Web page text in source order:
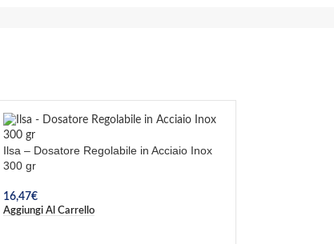
Ilsa – Dosatore Regolabile in Acciaio Inox
300 gr
16,47€
Aggiungi Al Carrello